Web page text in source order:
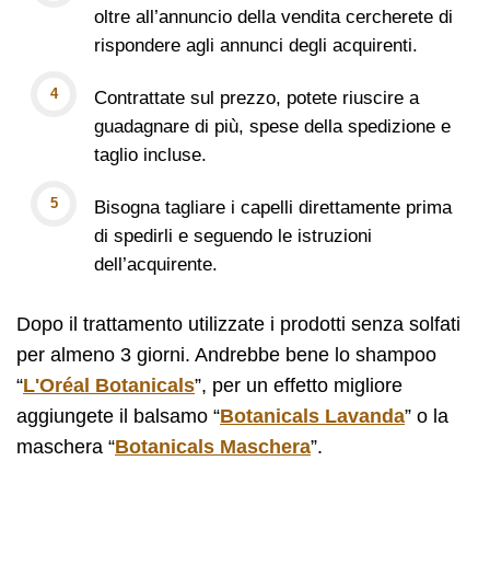
oltre all’annuncio della vendita cercherete di
rispondere agli annunci degli acquirenti.
Contrattate sul prezzo, potete riuscire a
guadagnare di più, spese della spedizione e
taglio incluse.
Bisogna tagliare i capelli direttamente prima
di spedirli e seguendo le istruzioni
dell’acquirente.
Dopo il trattamento utilizzate i prodotti senza solfati
per almeno 3 giorni. Andrebbe bene lo shampoo
“L'Oréal Botanicals”, per un effetto migliore
aggiungete il balsamo “Botanicals Lavanda” o la
maschera “Botanicals Maschera”.